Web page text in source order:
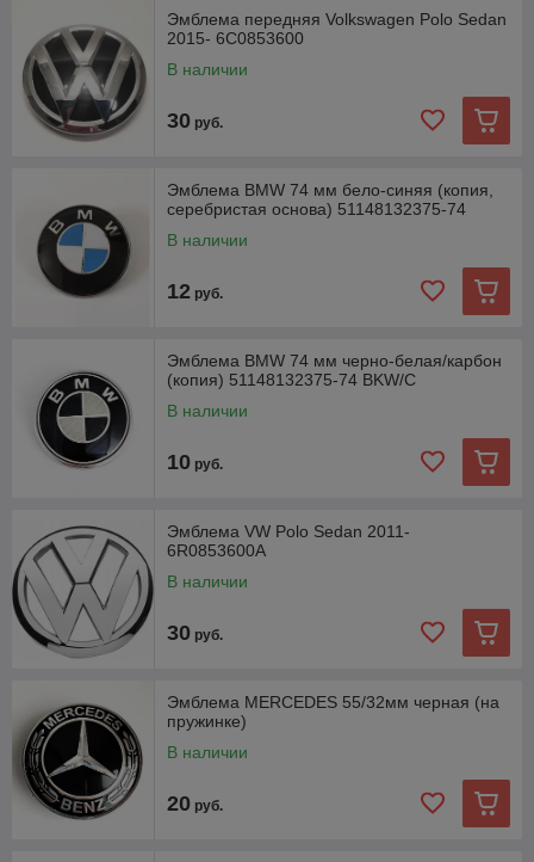
Эмблема передняя Volkswagen Polo Sedan
2015- 6C0853600
В наличии
30 руб.
Эмблема BMW 74 мм бело-синяя (копия,
серебристая основа) 51148132375-74
В наличии
12 руб.
Эмблема BMW 74 мм черно-белая/карбон
(копия) 51148132375-74 BKW/C
В наличии
10 руб.
Эмблема VW Polo Sedan 2011-
6R0853600A
В наличии
30 руб.
Эмблема MERCEDES 55/32мм черная (на
пружинке)
В наличии
20 руб.